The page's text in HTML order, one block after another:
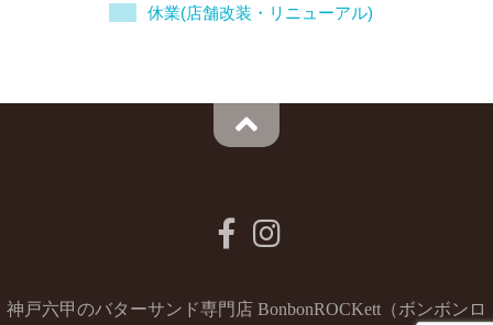
休業(店舗改装・リニューアル)
神戸六甲のバターサンド専門店 BonbonROCKett（ボンボンロ